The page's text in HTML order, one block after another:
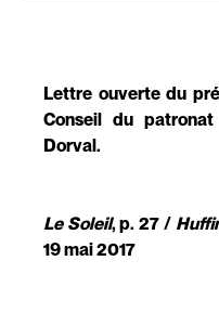
Lettre ouverte du
Conseil du patronat
Dorval.
Le Soleil, p. 27 /
19 mai 2017